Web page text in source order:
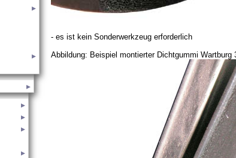
- es ist kein Sonderwerkzeug erforderlich
Abbildung: Beispiel montierter Dichtgummi Wartburg